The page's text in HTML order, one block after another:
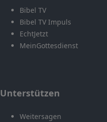
Bibel TV
Bibel TV Impuls
EchtJetzt
MeinGottesdienst
Unterstützen
Weitersagen